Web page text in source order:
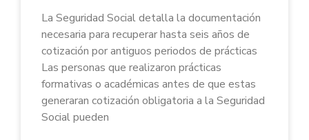
La Seguridad Social detalla la documentación
necesaria para recuperar hasta seis años de
cotización por antiguos periodos de prácticas
Las personas que realizaron prácticas
formativas o académicas antes de que estas
generaran cotización obligatoria a la Seguridad
Social pueden